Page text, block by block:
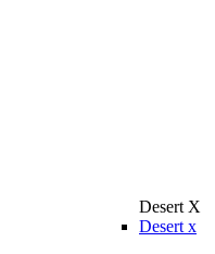
Desert X
Desert x